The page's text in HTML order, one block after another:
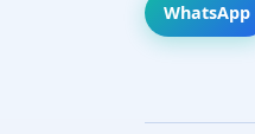
WhatsApp